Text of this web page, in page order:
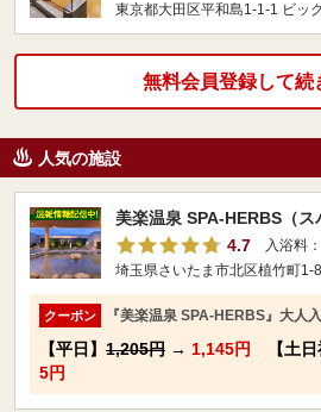
東京都大田区平和島1-1-1 ビッ
無料会員登録して続
人気の施設
美楽温泉 SPA-HERBS（ス
4.7
入浴料：
埼玉県さいたま市北区植竹町1-
クーポン 『美楽温泉 SPA-HERBS』大人
【平日】 1,205円 → 1,145円 【土日
5円